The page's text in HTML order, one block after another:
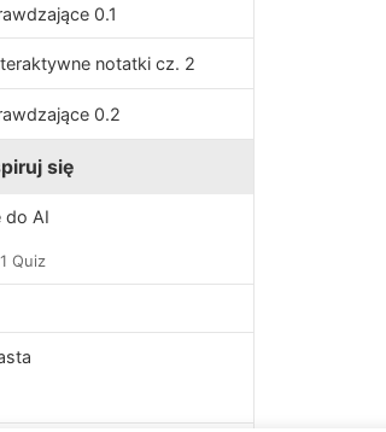
0.1
notatki cz. 2
0.2
się
do AI
1 Quiz
o AI?
AI